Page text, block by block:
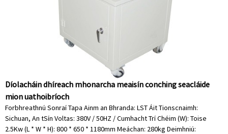
Díolacháin dhíreach mhonarcha meaisín conching seacláide
mion uathoibríoch
Forbhreathnú Sonraí Tapa Ainm an Bhranda: LST Áit Tionscnaimh:
Sichuan, An tSín Voltas: 380V / 50HZ / Cumhacht Trí Chéim (W): Toise
2.5Kw (L * W * H): 800 * 650 * 1180mm Meáchan: 280kg Deimhniú: